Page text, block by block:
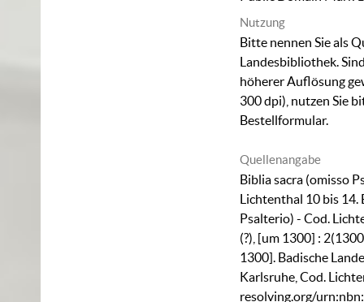
Nutzung
Bitte nennen Sie als
Landesbibliothek.
höherer Auflösung
300 dpi), nutzen Sie
Bestellformular.
Quellenangabe
Biblia sacra (omisso
Lichtenthal 10 bis
Psalterio) - Cod.
(?), [um 1300] :
1300]. Badische
Karlsruhe,Cod.
resolving.org/